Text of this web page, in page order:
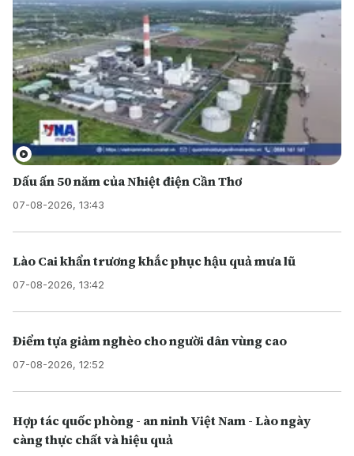
Dấu ấn 50 năm của Nhiệt điện Cần Thơ
07-08-2026, 13:43
Lào Cai khẩn trương khắc phục hậu quả mưa lũ
07-08-2026, 13:42
Điểm tựa giảm nghèo cho người dân vùng cao
07-08-2026, 12:52
Hợp tác quốc phòng - an ninh Việt Nam - Lào ngày
càng thực chất và hiệu quả